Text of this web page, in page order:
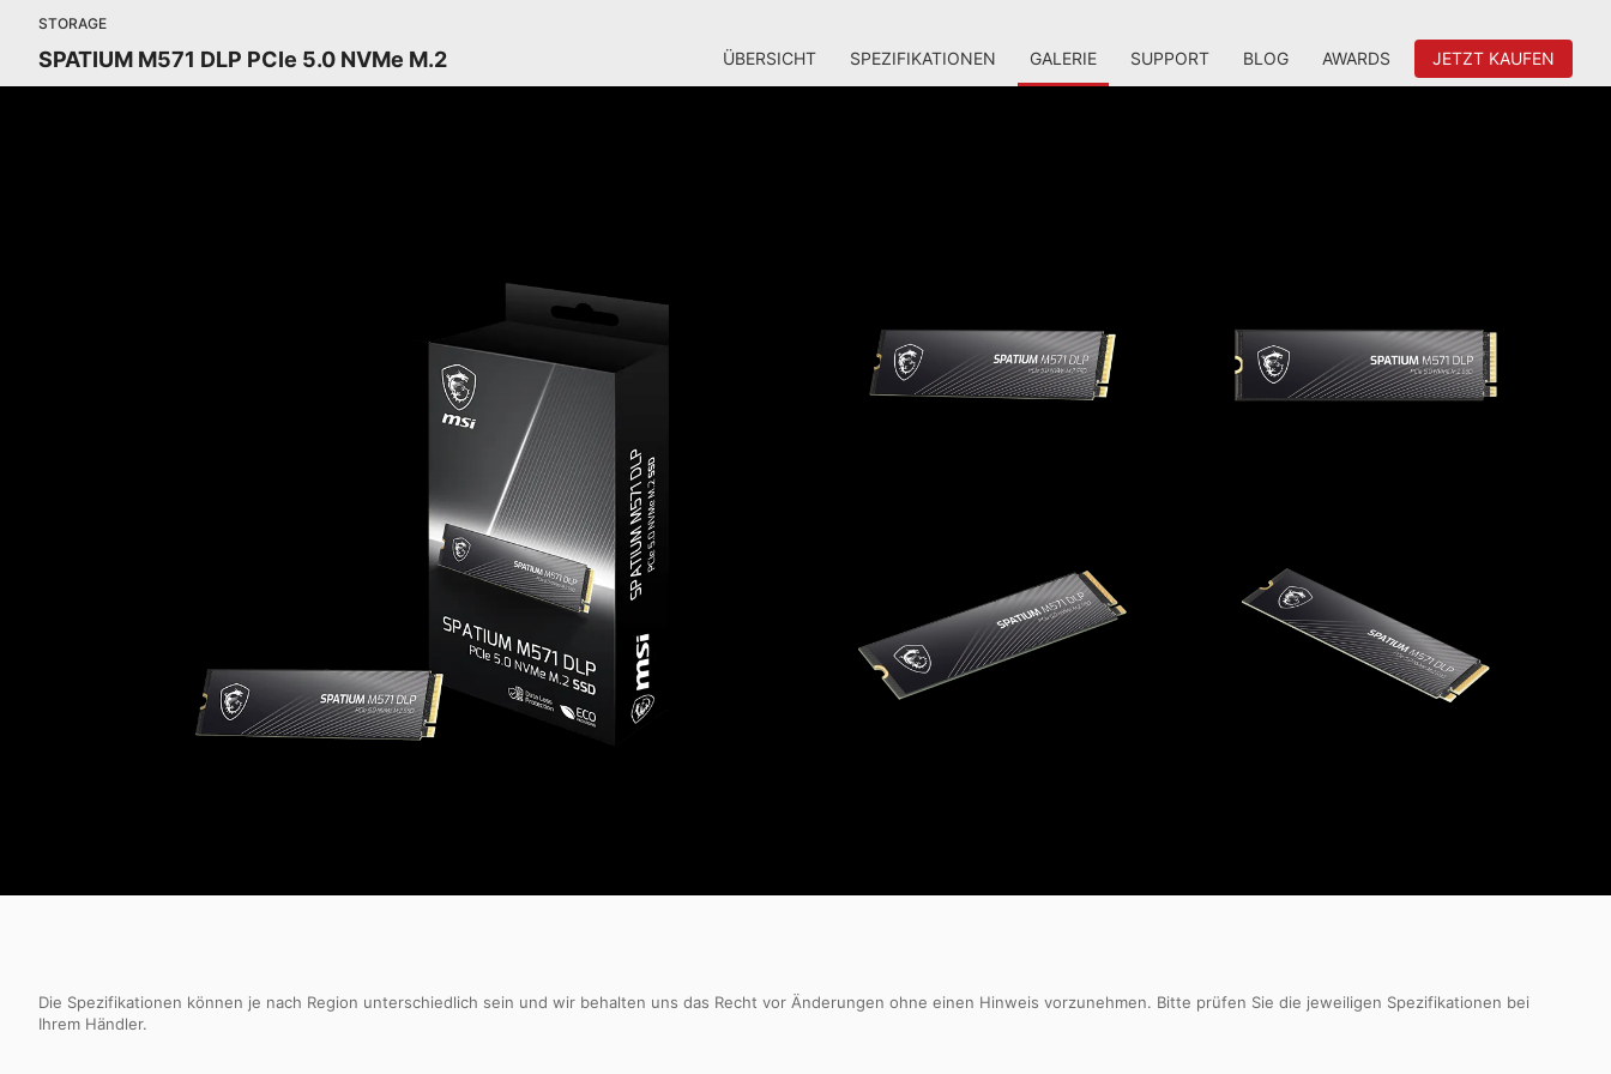
STORAGE
SPATIUM M571 DLP PCIe 5.0 NVMe M.2 ÜBERSICHT SPEZIFIKATIONEN GALERIE SUPPORT BLOG AWARDS JETZT KAUFEN
Die Spezifikationen können je nach Region unterschiedlich sein und wir behalten uns das Recht vor Änderungen ohne einen Hinweis vorzunehmen. Bitte prüfen Sie die jeweiligen Spezifikationen bei
Ihrem Händler.